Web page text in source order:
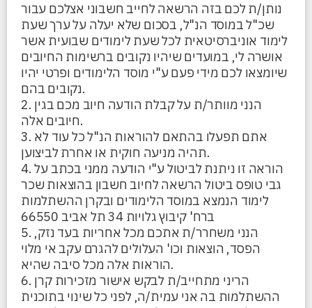
נותן/ת לכם בזה הרשאה לחייב חשבוני אצלכם עבור
שכ"ל במוסד הנ"ל, בסכום שלא יעלה על ערך שעת
לימוד אוניברסיטאית לכל שעת לימודים שבועית אשר
אושרה לי, במועדים שיהיו נקובים ברשימות החיובים
שיומצאו לכם מידי פעם ע"י מוסד הלימודים ופרטי יהיו
נקובים בהם.
2. הנני מוותר/ת על קבלת הודעה חיוב מכם בגין
חיובים אלה.
3. אתם תפעלו בהתאם להוראות הנ"ל כל עוד לא
תהיה מניעה חוקית או אחרת לביצוען.
4. הוראה זו ניתנת לביטול ע"י הודעה ממני בכתב על
גבי טופס ביטול הרשאה לחיוב חשבון בהוצאות שכר
לימוד הנמצא במוסד הלימודים ובקרן ההשתלמות
ברח' קיבוץ גלויות 34 תל אביב 66550
5. הנני משחרר/ת אתכם מכל אחריות בעד נזק,
הפסד, הוצאות וכו' העלולים להגרם עקב אי מלוי
הוראות אלה מכל סיבה שהיא.
6. הריני מתחייב/ת לבקש אישור מזכירות קרן
ההשתלמות בה אני עמית/ה, לפני כל שינוי בתוכנית